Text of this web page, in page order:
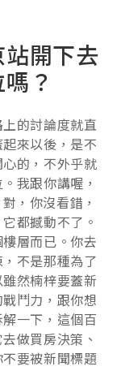
開下去
？
的討論度就直
來以後，是不
的，不外乎就
我跟你講喔，
，你沒看錯，
都撼動不了。
層而已。你去
不是那種為了
然楠梓要蓋新
鬥力，跟你想
一下，這個百
做買房決策、
要被新聞標題